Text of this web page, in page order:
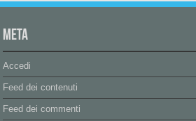
Meta
Accedi
Feed dei contenuti
Feed dei commenti